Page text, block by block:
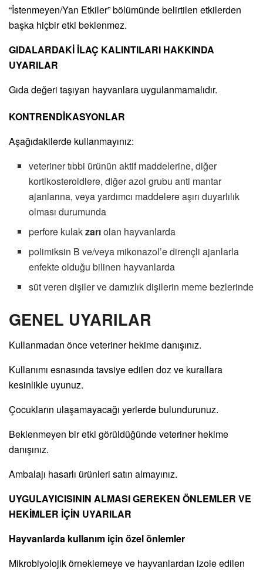
“İstenmeyen/Yan Etkiler” bölümünde belirtilen etkilerden
başka hiçbir etki beklenmez.
GIDALARDAKİ İLAÇ KALINTILARI HAKKINDA
UYARILAR
Gıda değeri taşıyan hayvanlara uygulanmamalıdır.
KONTRENDİKASYONLAR
Aşağıdakilerde kullanmayınız:
veteriner tıbbi ürünün aktif maddelerine, diğer
kortikosteroidlere, diğer azol grubu anti mantar
ajanlarına, veya yardımcı maddelere aşırı duyarlılık
olması durumunda
perfore kulakzarıolan hayvanlarda
polimiksin B ve/veya mikonazol’e dirençli ajanlarla
enfekte olduğu bilinen hayvanlarda
süt veren dişiler ve damızlık dişilerin meme bezlerinde
GENEL UYARILAR
Kullanmadan önce veteriner hekime danışınız.
Kullanımı esnasında tavsiye edilen doz ve kurallara
kesinlikle uyunuz.
Çocukların ulaşamayacağı yerlerde bulundurunuz.
Beklenmeyen bir etki görüldüğünde veteriner hekime
danışınız.
Ambalajı hasarlı ürünleri satın almayınız.
UYGULAYICISININ ALMASI GEREKEN ÖNLEMLER VE
HEKİMLER İÇİN UYARILAR
Hayvanlarda kullanım için özel önlemler
Mikrobiyolojik örneklemeye ve hayvanlardan izole edilen